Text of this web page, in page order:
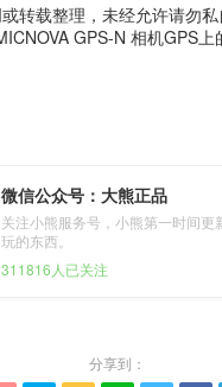
转载整理，未经允许请勿
GPS-N 相机GPS
微信公众号：大熊正品
关注小熊服务号，小熊第一时间更
玩的东西。
311816人已关注
分享到：